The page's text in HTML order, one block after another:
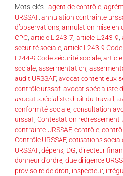
Mots-clés : agent de contrôle
URSSAF, annulation contrainte
d’observations annulation mise en
CPC article L.243-7 article L.243-9
sécurité sociale article L243-9
L244-9 Code sécurité sociale article
sociale assermentation
audit URSSAF, avocat contentieux
contrôle urssaf avocat spécialiste
avocat spécialiste droit du travail
conformité sociale consultation
urssaf Contestation redressement
contrainte URSSAF, contrôle
Contrôle URSSAF, cotisations
URSSAF, dépens DG directeur
donneur d'ordre due diligence
provisoire de droit inspecteur,